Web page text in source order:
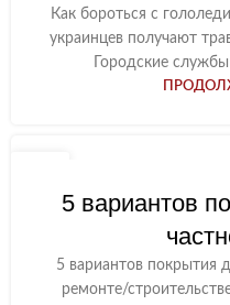
Как бороться с
украинцев получают
Городские
5 вариантов
5 вариантов покрытия
ремонте/